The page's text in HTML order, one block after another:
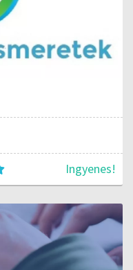
Ingyenes!